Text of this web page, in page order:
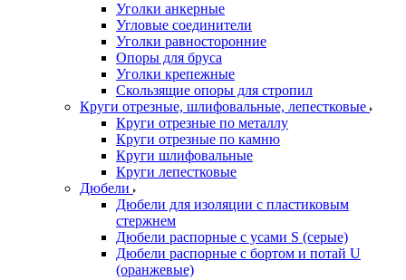
Уголки анкерные
Угловые соединители
Уголки равносторонние
Опоры для бруса
Уголки крепежные
Скользящие опоры для стропил
Круги отрезные, шлифовальные, лепестковые
Круги отрезные по металлу
Круги отрезные по камню
Круги шлифовальные
Круги лепестковые
Дюбели
Дюбели для изоляции с пластиковым
стержнем
Дюбели распорные с усами S (серые)
Дюбели распорные c бортом и потай U
(оранжевые)